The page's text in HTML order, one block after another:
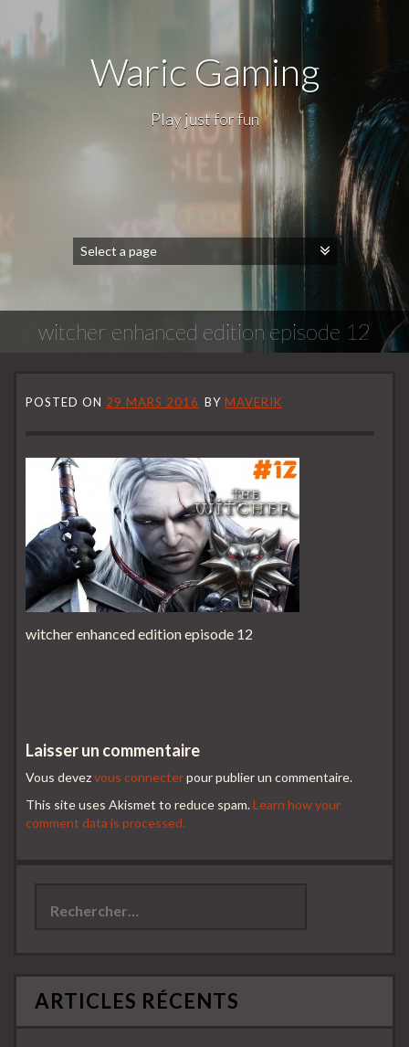
Waric Gaming
Play just for fun
witcher enhanced edition episode 12
POSTED ON 29 MARS 2016 BY MAVERIK
witcher enhanced edition episode 12
Laisser un commentaire
Vous devezvous connecterpour publier un commentaire.
This site uses Akismet to reduce spam.Learn how your
comment data is processed.
ARTICLES RÉCENTS